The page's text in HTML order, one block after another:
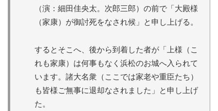
（演：細田佳央太。次郎三郎）の前で「大殿様
（家康）が御討死をなされ候」と申し上げる。
するとそこへ、後から到着した者が「上様（こ
れも家康）は何事もなく浜松のお城へ入られて
います。諸大名衆（ここでは家老や重臣たち）
も皆様ご無事に退却なされました」と申し上げ
た。